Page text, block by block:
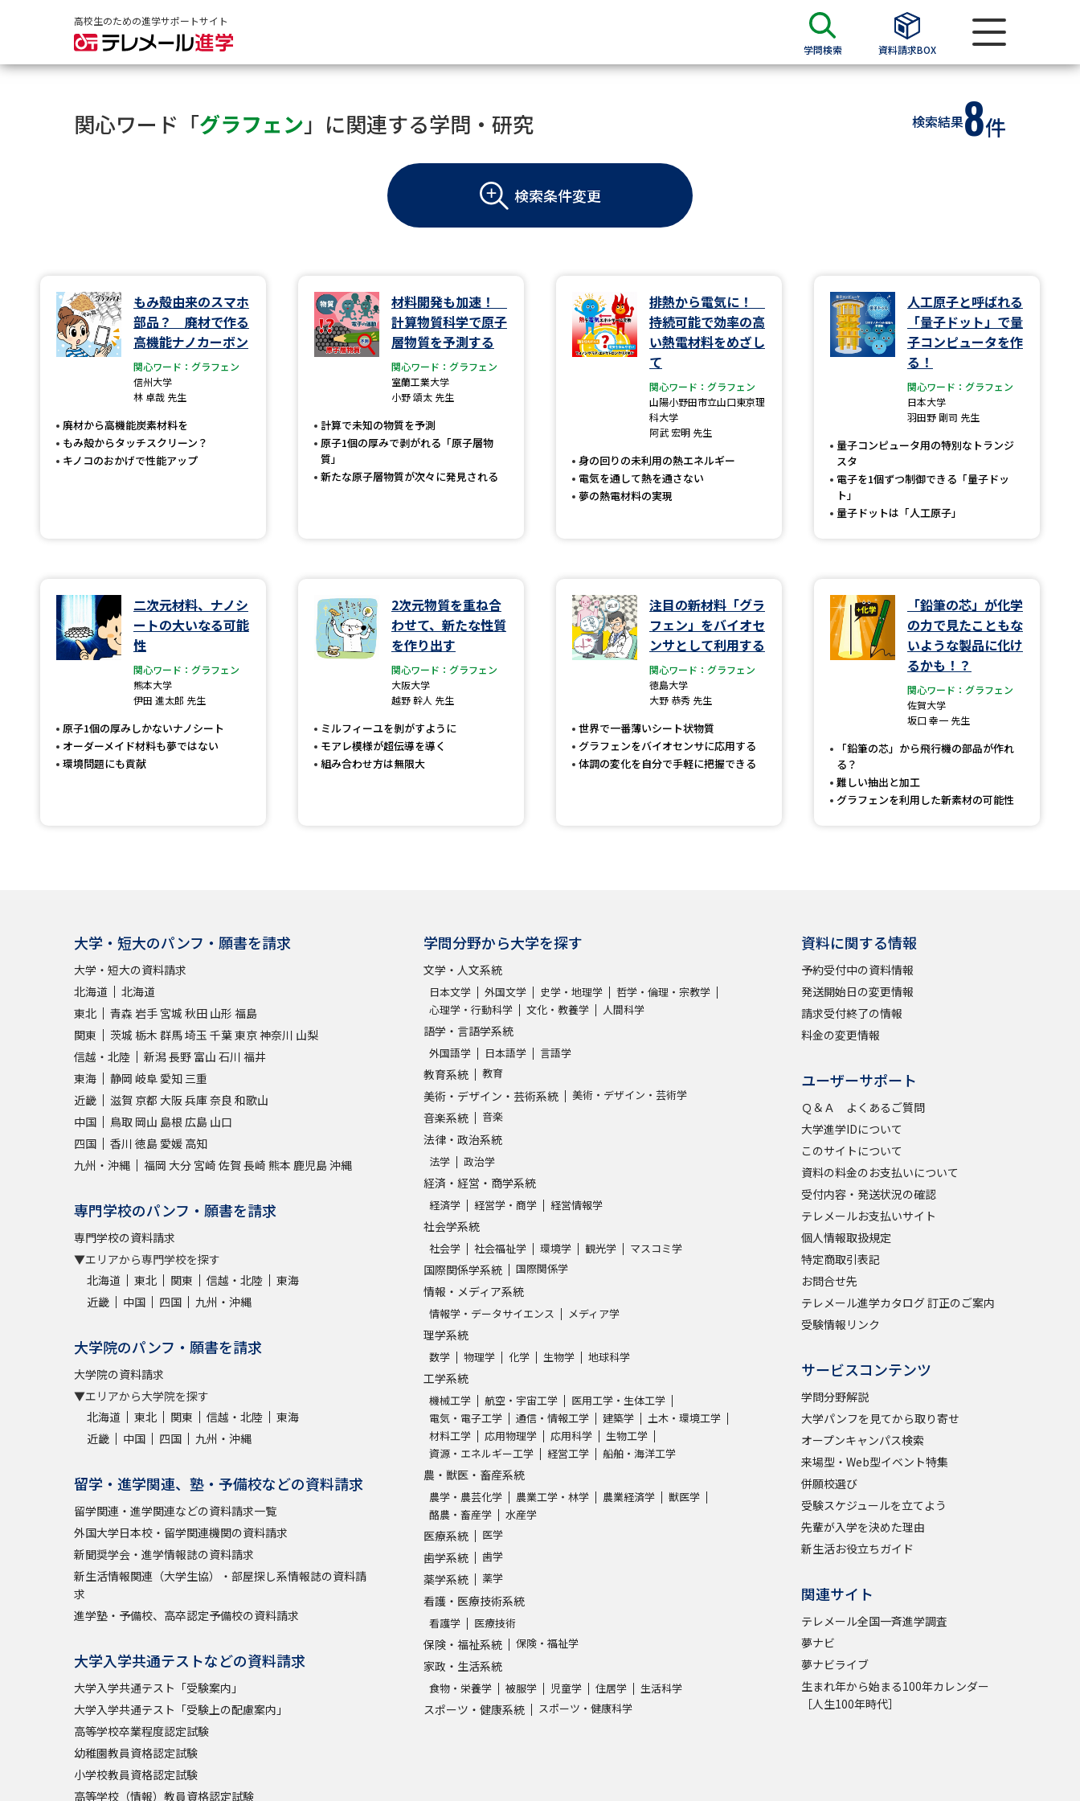
高校生のための進学サポートサイト
学問検索 資料請求BOX
大学・短大の資料種類から請求
大学パンフ
学部・学科パンフ
総合型選抜・学校推薦型選抜 募集要項＆願書
大学・短大以外の資料から請求
専門学校の資料請求 大学院の資料請求
留学・進学関連、塾・予備校
大学入学共通テスト「受験案内」の請求
大学入学共通テスト「受験上の配慮案内」の請求
高等学校卒業程度認定試験
小学校教員資格認定試験
高等学校（情報）教員資格認定試験
新増設大学・学部・学科特集
国際・グローバルに強い大学特集
データサイエンス特集
奨学金・特待生制度特集
デジタルパンフレット
新学年スタート号特集ページ（高3生用）
新学年スタート号特集ページ（高2生用）
SELFBRAND特集ページ
志望校・出願校を調べる
併願校選び 受験スケジュールを立てよう
先輩が入学を決めた理由
テレメール全国一斉進学調査
学問検索
大学で学びたい学問発見
学問の教科書 夢ナビライブ
ユーザーサポート
受付内容・発送状況の確認 テレメールお支払いサイト
個人情報取扱規定
特定商取引表記 テレメール進学カタログ
受験情報リンク
関心ワード「グラフェン」に関連する学問・研究 検索結果8件
検索条件変更
もみ殻由来のスマホ
部品？ 廃材で作る
高機能ナノカーボン
関心ワード：グラフェン
信州大学
林 卓哉 先生
廃材から高機能炭素材料を
もみ殻からタッチスクリーン？
キノコのおかげで性能アップ
材料開発も加速！
計算物質科学で原子
層物質を予測する
関心ワード：グラフェン
室蘭工業大学
小野 頌太 先生
計算で未知の物質を予測
原子1個の厚みで剥がれる「原子層物
質」
新たな原子層物質が次々に発見される
排熱から電気に！
持続可能で効率の高
い熱電材料をめざし
て
関心ワード：グラフェン
山陽小野田市立山口東京理
科大学
阿武 宏明 先生
身の回りの未利用の熱エネルギー
電気を通して熱を通さない
夢の熱電材料の実現
人工原子と呼ばれる
「量子ドット」で量
子コンピュータを作
る！
関心ワード：グラフェン
日本大学
羽田野 剛司 先生
量子コンピュータ用の特別なトランジ
スタ
電子を1個ずつ制御できる「量子ドッ
ト」
量子ドットは「人工原子」
二次元材料、ナノシ
ートの大いなる可能
性
関心ワード：グラフェン
熊本大学
伊田 進太郎 先生
原子1個の厚みしかないナノシート
オーダーメイド材料も夢ではない
環境問題にも貢献
2次元物質を重ね合
わせて、新たな性質
を作り出す
関心ワード：グラフェン
大阪大学
越野 幹人 先生
ミルフィーユを剝がすように
モアレ模様が超伝導を導く
組み合わせ方は無限大
注目の新材料「グラ
フェン」をバイオセ
ンサとして利用する
関心ワード：グラフェン
徳島大学
大野 恭秀 先生
世界で一番薄いシート状物質
グラフェンをバイオセンサに応用する
体調の変化を自分で手軽に把握できる
「鉛筆の芯」が化学
の力で見たこともな
いような製品に化け
るかも！？
関心ワード：グラフェン
佐賀大学
坂口 幸一 先生
「鉛筆の芯」から飛行機の部品が作れ
る？
難しい抽出と加工
グラフェンを利用した新素材の可能性
大学・短大のパンフ・願書を請求
大学・短大の資料請求
北海道
北海道
東北
青森 岩手 宮城 秋田 山形 福島
関東
茨城 栃木 群馬埼玉 千葉東京神奈川 山梨
信越・北陸
新潟長野 富山 石川 福井
東海
静岡 岐阜 愛知 三重
近畿
滋賀 京都 大阪兵庫奈良 和歌山
中国
鳥取 岡山 島根 広島 山口
四国
香川 徳島 愛媛 高知
九州・沖縄
福岡 大分 宮崎 佐賀 長崎 熊本 鹿児島沖縄
専門学校のパンフ・願書を請求
専門学校の資料請求
▼エリアから専門学校を探す
北海道
東北 関東 信越・北陸
東海
近畿
中国 四国 九州・沖縄
大学院のパンフ・願書を請求
大学院の資料請求
▼エリアから大学院を探す
北海道
東北 関東 信越・北陸
東海
近畿
中国 四国 九州・沖縄
留学・進学関連、塾・予備校などの資料請求
留学関連・進学関連などの資料請求一覧
外国大学日本校・留学関連機関の資料請求
新聞奨学会・進学情報誌の資料請求
新生活情報関連（大学生協）・部屋探し系情報誌の資料請
求
進学塾・予備校、高卒認定予備校の資料請求
大学入学共通テストなどの資料請求
大学入学共通テスト「受験案内」
大学入学共通テスト「受験上の配慮案内」
高等学校卒業程度認定試験
幼稚園教員資格認定試験
小学校教員資格認定試験
高等学校（情報）教員資格認定試験
学問分野から大学を探す
文学・人文系統
日本文学 外国文学 史学・地理学
哲学・倫理・宗教学
心理学・行動科学
文化・教養学 人間科学
語学・言語学系統
外国語学 日本語学 言語学
教育系統 教育
美術・デザイン・芸術系統 美術・デザイン・芸術学
音楽系統 音楽
法律・政治系統
法学 政治学
経済・経営・商学系統
経済学 経営学・商学 経営情報学
社会学系統
社会学 社会福祉学 環境学 観光学 マスコミ学
国際関係学系統 国際関係学
情報・メディア系統
情報学・データサイエンス メディア学
理学系統
数学 物理学 化学 生物学 地球科学
工学系統
機械工学 航空・宇宙工学
医用工学・生体工学
電気・電子工学
通信・情報工学 建築学
土木・環境工学
材料工学
応用物理学 応用科学
生物工学
資源・エネルギー工学
経営工学 船舶・海洋工学
農・獣医・畜産系統
農学・農芸化学 農業工学・林学 農業経済学
獣医学
酪農・畜産学
水産学
医療系統 医学
歯学系統 歯学
薬学系統 薬学
看護・医療技術系統
看護学 医療技術
保険・福祉系統 保険・福祉学
家政・生活系統
食物・栄養学 被服学 児童学 住居学 生活科学
スポーツ・健康系統 スポーツ・健康科学
資料に関する情報
予約受付中の資料情報
発送開始日の変更情報
請求受付終了の情報
料金の変更情報
ユーザーサポート
Ｑ＆Ａ よくあるご質問
大学進学IDについて
このサイトについて
資料の料金のお支払いについて
受付内容・発送状況の確認
テレメールお支払いサイト
個人情報取扱規定
特定商取引表記
お問合せ先
テレメール進学カタログ 訂正のご案内
受験情報リンク
サービスコンテンツ
学問分野解説
大学パンフを見てから取り寄せ
オープンキャンパス検索
来場型・Web型イベント特集
併願校選び
受験スケジュールを立てよう
先輩が入学を決めた理由
新生活お役立ちガイド
関連サイト
テレメール全国一斉進学調査
夢ナビ
夢ナビライブ
生まれ年から始まる100年カレンダー
［人生100年時代］